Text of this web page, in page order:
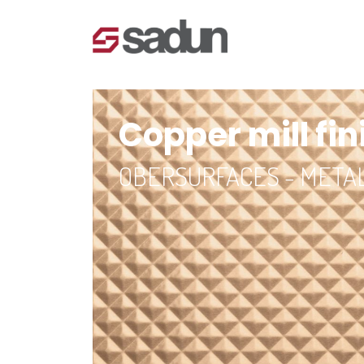
Copper mill
OBERSURFACES -